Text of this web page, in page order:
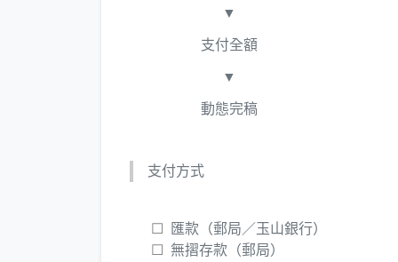
▼
支付全額
▼
動態完稿
支付方式
匯款（郵局／玉山銀行）
無摺存款（郵局）